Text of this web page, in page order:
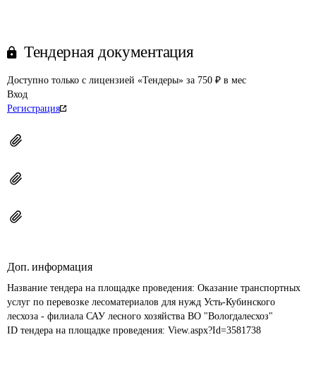
Тендерная документация
Доступно только с лицензией «Тендеры» за 750 ₽ в мес
Вход
Регистрация
Доп. информация
Название тендера на площадке проведения: Оказание транспортных
услуг по перевозке лесоматериалов для нужд Усть-Кубинского
лесхоза - филиала САУ лесного хозяйства ВО "Вологдалесхоз"
ID тендера на площадке проведения: View.aspx?Id=3581738